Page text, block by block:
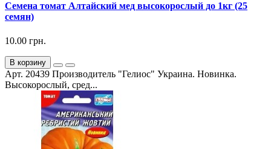
Семена томат Алтайский мед высокорослый до 1кг (25
семян)
10.00 грн.
В корзину
Арт. 20439 Производитель "Гелиос" Украина. Новинка.
Высокорослый, сред...